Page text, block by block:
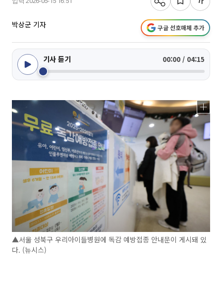
박상군 기자 구글 선호매체 추가
기사 듣기 00:00 / 04:15
▲서울 성북구 우리아이들병원에 독감 예방접종 안내문이 게시돼 있
다. (뉴시스)